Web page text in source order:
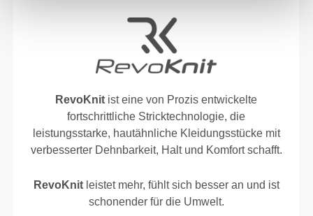
RevoKnit ist eine von Prozis entwickelte
fortschrittliche Stricktechnologie, die
leistungsstarke, hautähnliche Kleidungsstücke mit
verbesserter Dehnbarkeit, Halt und Komfort schafft.
RevoKnitleistet mehr, fühlt sich besser an und ist
schonender für die Umwelt.